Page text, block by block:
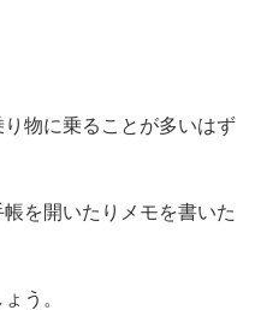
物に乗ることが多いはず
を開いたりメモを書いた
う。